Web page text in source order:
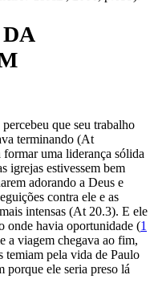
que seu trabalho
terminando (At
uma liderança sólida
igrejas estivessem bem
adorando a Deus e
contra ele e as
intensas (At 20.3). E ele
onde havia oportunidade (1
a viagem chegava ao fim,
temiam pela vida de Paulo
porque ele seria preso lá